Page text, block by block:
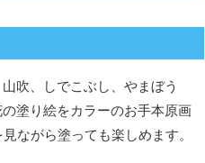
吹、しでこぶし、やまぼう
塗り絵をカラーのお手本原画
ながら塗っても楽しめます。